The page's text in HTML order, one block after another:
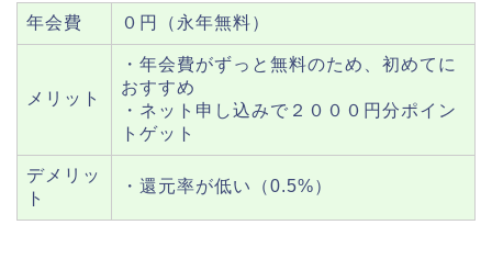
年会費 ０円（永年無料）
メリット
・年会費がずっと無料のため、初めてに
おすすめ
・ネット申し込みで２０００円分ポイン
トゲット
デメリッ
ト
・還元率が低い（0.5%）